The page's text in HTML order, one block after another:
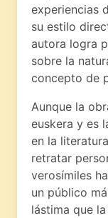
experiencias
su estilo
autora logra
sobre la
concepto de
Aunque la
euskera y es
en la
retratar
verosímiles
un público
lástima que